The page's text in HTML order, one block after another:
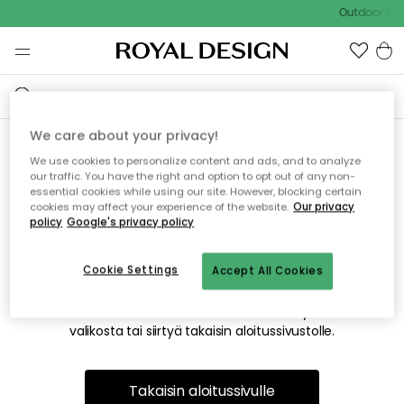
Outdoor
Emme valitettavasti löydä
etsimääsi sivua
Tämä voi johtua siitä, että sivua ei enää ole tai siitä, että se
on siirretty muualle. Pahoittelemme tästä mahdollisesti
valikosta tai siirtyä takaisin aloitussivustolle.
Takaisin aloitussivulle
We care about your privacy!
We use cookies to personalize content and ads, and to analyze
our traffic. You have the right and option to opt out of any non-
essential cookies while using our site. However, blocking certain
cookies may affect your experience of the website. Our privacy
policy Google's privacy policy
Accept All Cookies
Cookie Settings